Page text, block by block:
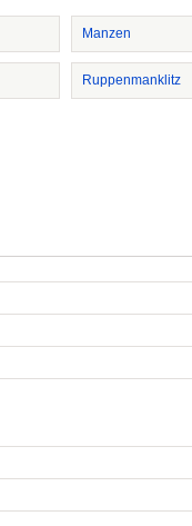
Manzen
Ruppenmanklitz